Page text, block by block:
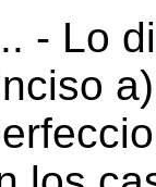
- Lo